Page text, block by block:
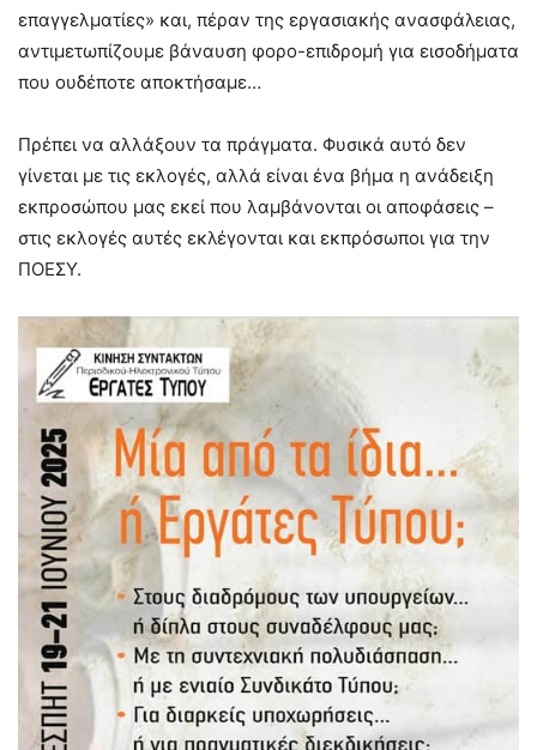
επαγγελματίες» και, πέραν της εργασιακής ανασφάλειας,
αντιμετωπίζουμε βάναυση φορο-επιδρομή για εισοδήματα
που ουδέποτε αποκτήσαμε…
Πρέπει να αλλάξουν τα πράγματα. Φυσικά αυτό δεν
γίνεται με τις εκλογές, αλλά είναι ένα βήμα η ανάδειξη
εκπροσώπου μας εκεί που λαμβάνονται οι αποφάσεις –
στις εκλογές αυτές εκλέγονται και εκπρόσωποι για την
ΠΟΕΣΥ.